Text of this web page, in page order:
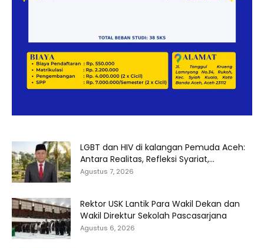
LGBT dan HIV di kalangan Pemuda Aceh:
Antara Realitas, Refleksi Syariat,...
Agustus 7, 2026
Rektor USK Lantik Para Wakil Dekan dan
Wakil Direktur Sekolah Pascasarjana
Agustus 6, 2026